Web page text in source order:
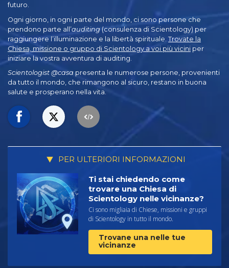
futuro.
Ogni giorno, in ogni parte del mondo, ci sono persone che
prendono parte all’auditing (consulenza di Scientology) per
raggiungere l’illuminazione e la libertà spirituale. Trovate la
Chiesa, missione o gruppo di Scientology a voi più vicini per
iniziare la vostra avventura di auditing.
Scientologist @casa presenta le numerose persone, provenienti
da tutto il mondo, che rimangono al sicuro, restano in buona
salute e prosperano nella vita.
PER ULTERIORI INFORMAZIONI
Ti stai chiedendo come
trovare una Chiesa di
Scientology nelle vicinanze?
Ci sono migliaia di Chiese, missioni e gruppi
di Scientology in tutto il mondo.
Trovane una nelle tue
vicinanze